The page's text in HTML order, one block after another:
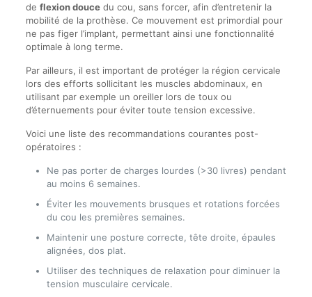
de flexion doucedu cou, sans forcer, afin d’entretenir la
mobilité de la prothèse. Ce mouvement est primordial pour
ne pas figer l’implant, permettant ainsi une fonctionnalité
optimale à long terme.
Par ailleurs, il est important de protéger la région cervicale
lors des efforts sollicitant les muscles abdominaux, en
utilisant par exemple un oreiller lors de toux ou
d’éternuements pour éviter toute tension excessive.
Voici une liste des recommandations courantes post-
opératoires :
Ne pas porter de charges lourdes (>30 livres) pendant
au moins 6 semaines.
Éviter les mouvements brusques et rotations forcées
du cou les premières semaines.
Maintenir une posture correcte, tête droite, épaules
alignées, dos plat.
Utiliser des techniques de relaxation pour diminuer la
tension musculaire cervicale.